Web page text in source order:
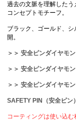
過去の文脈を理解したう
コンセプトモチーフ。
ブラック、ゴールド、
開。
＞＞ 安全ピンダイヤモ
＞＞ 安全ピンダイヤモ
＞＞ 安全ピンダイヤモ
SAFETY PIN（安全ピン
コーティングは使い込む